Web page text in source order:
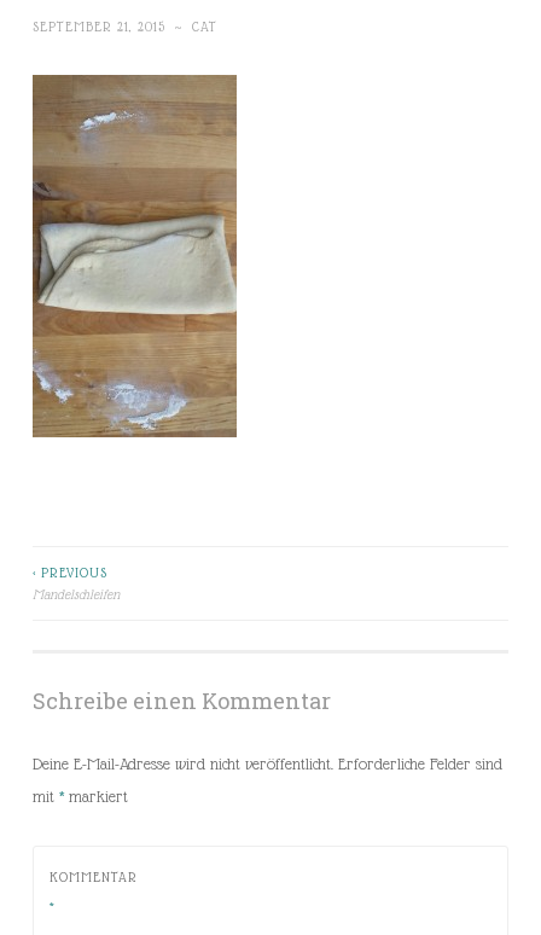
SEPTEMBER 21, 2015 ~ CAT
Beitragsnavigation
< PREVIOUS
Mandelschleifen
Schreibe einen Kommentar
Deine E-Mail-Adresse wird nicht veröffentlicht. Erforderliche Felder sind
mit *markiert
KOMMENTAR
*